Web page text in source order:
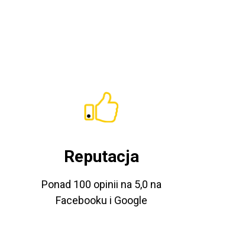
Reputacja
Ponad 100 opinii na 5,0 na
Facebooku i Google